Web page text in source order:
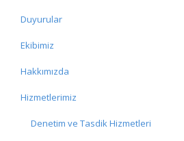
Duyurular
Ekibimiz
Hakkımızda
Hizmetlerimiz
Denetim ve Tasdik Hizmetleri